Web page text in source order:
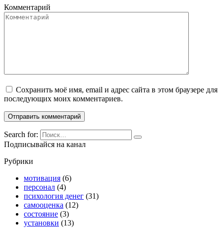
Комментарий
Сохранить моё имя, email и адрес сайта в этом браузере для
последующих моих комментариев.
Search for:
Подписывайся на канал
Рубрики
мотивация (6)
персонал (4)
психология денег (31)
самооценка (12)
состояние (3)
установки (13)